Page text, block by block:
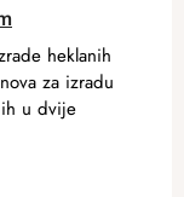
heklanih
za izradu
u dvije